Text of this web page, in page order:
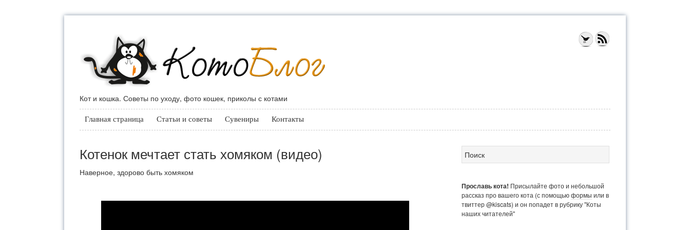
Кот и кошка. Советы по уходу, фото кошек, приколы с котами
Главная страница Статьи и советы Сувениры Контакты
Котенок мечтает стать хомяком (видео)
Наверное, здорово быть хомяком
Прославь кота! Присылайте фото и небольшой
рассказ про вашего кота (с помощьюформы или в
твиттер @kiscats) и он попадет в рубрику "Коты
наших читателей"